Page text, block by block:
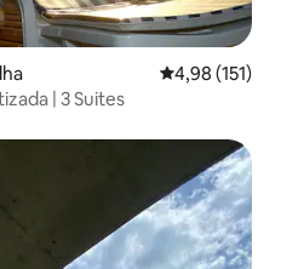
Calificación
4,98 (151)
| 3 Suites